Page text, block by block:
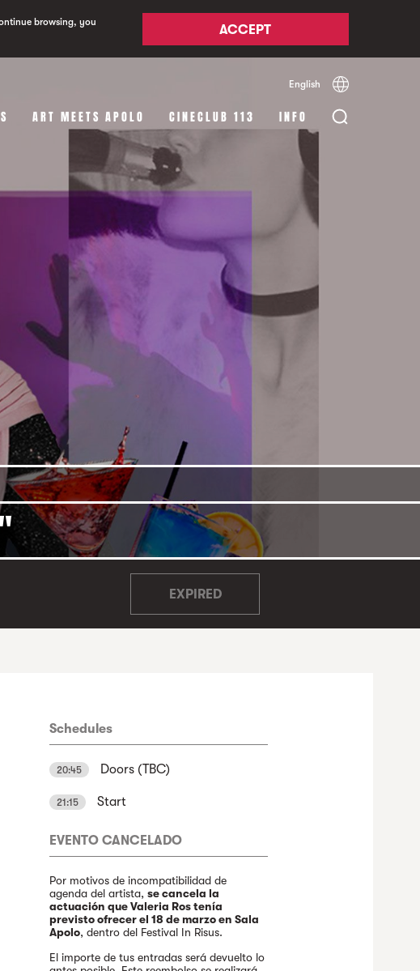
browsing, you
ACCEPT
English Español
ART MEETS APOLO CINECLUB 113 INFO
EXPIRED
Schedules
20:45 Doors (TBC)
21:15 Start
EVENTO CANCELADO
Por motivos de incompatibilidad de
agenda del artista,se cancela la
actuación que Valeria Ros tenía
previsto ofrecer el 18 de marzo en Sala
Apolo, dentro del Festival In Risus.
El importe de tus entradas será devuelto lo